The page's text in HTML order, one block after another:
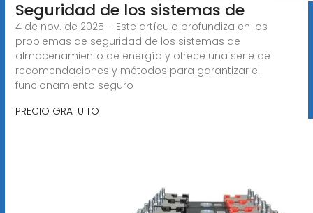
Seguridad de los sistemas de
4 de nov. de 2025 · Este artículo profundiza en los
problemas de seguridad de los sistemas de
almacenamiento de energía y ofrece una serie de
recomendaciones y métodos para garantizar el
funcionamiento seguro
PRECIO GRATUITO